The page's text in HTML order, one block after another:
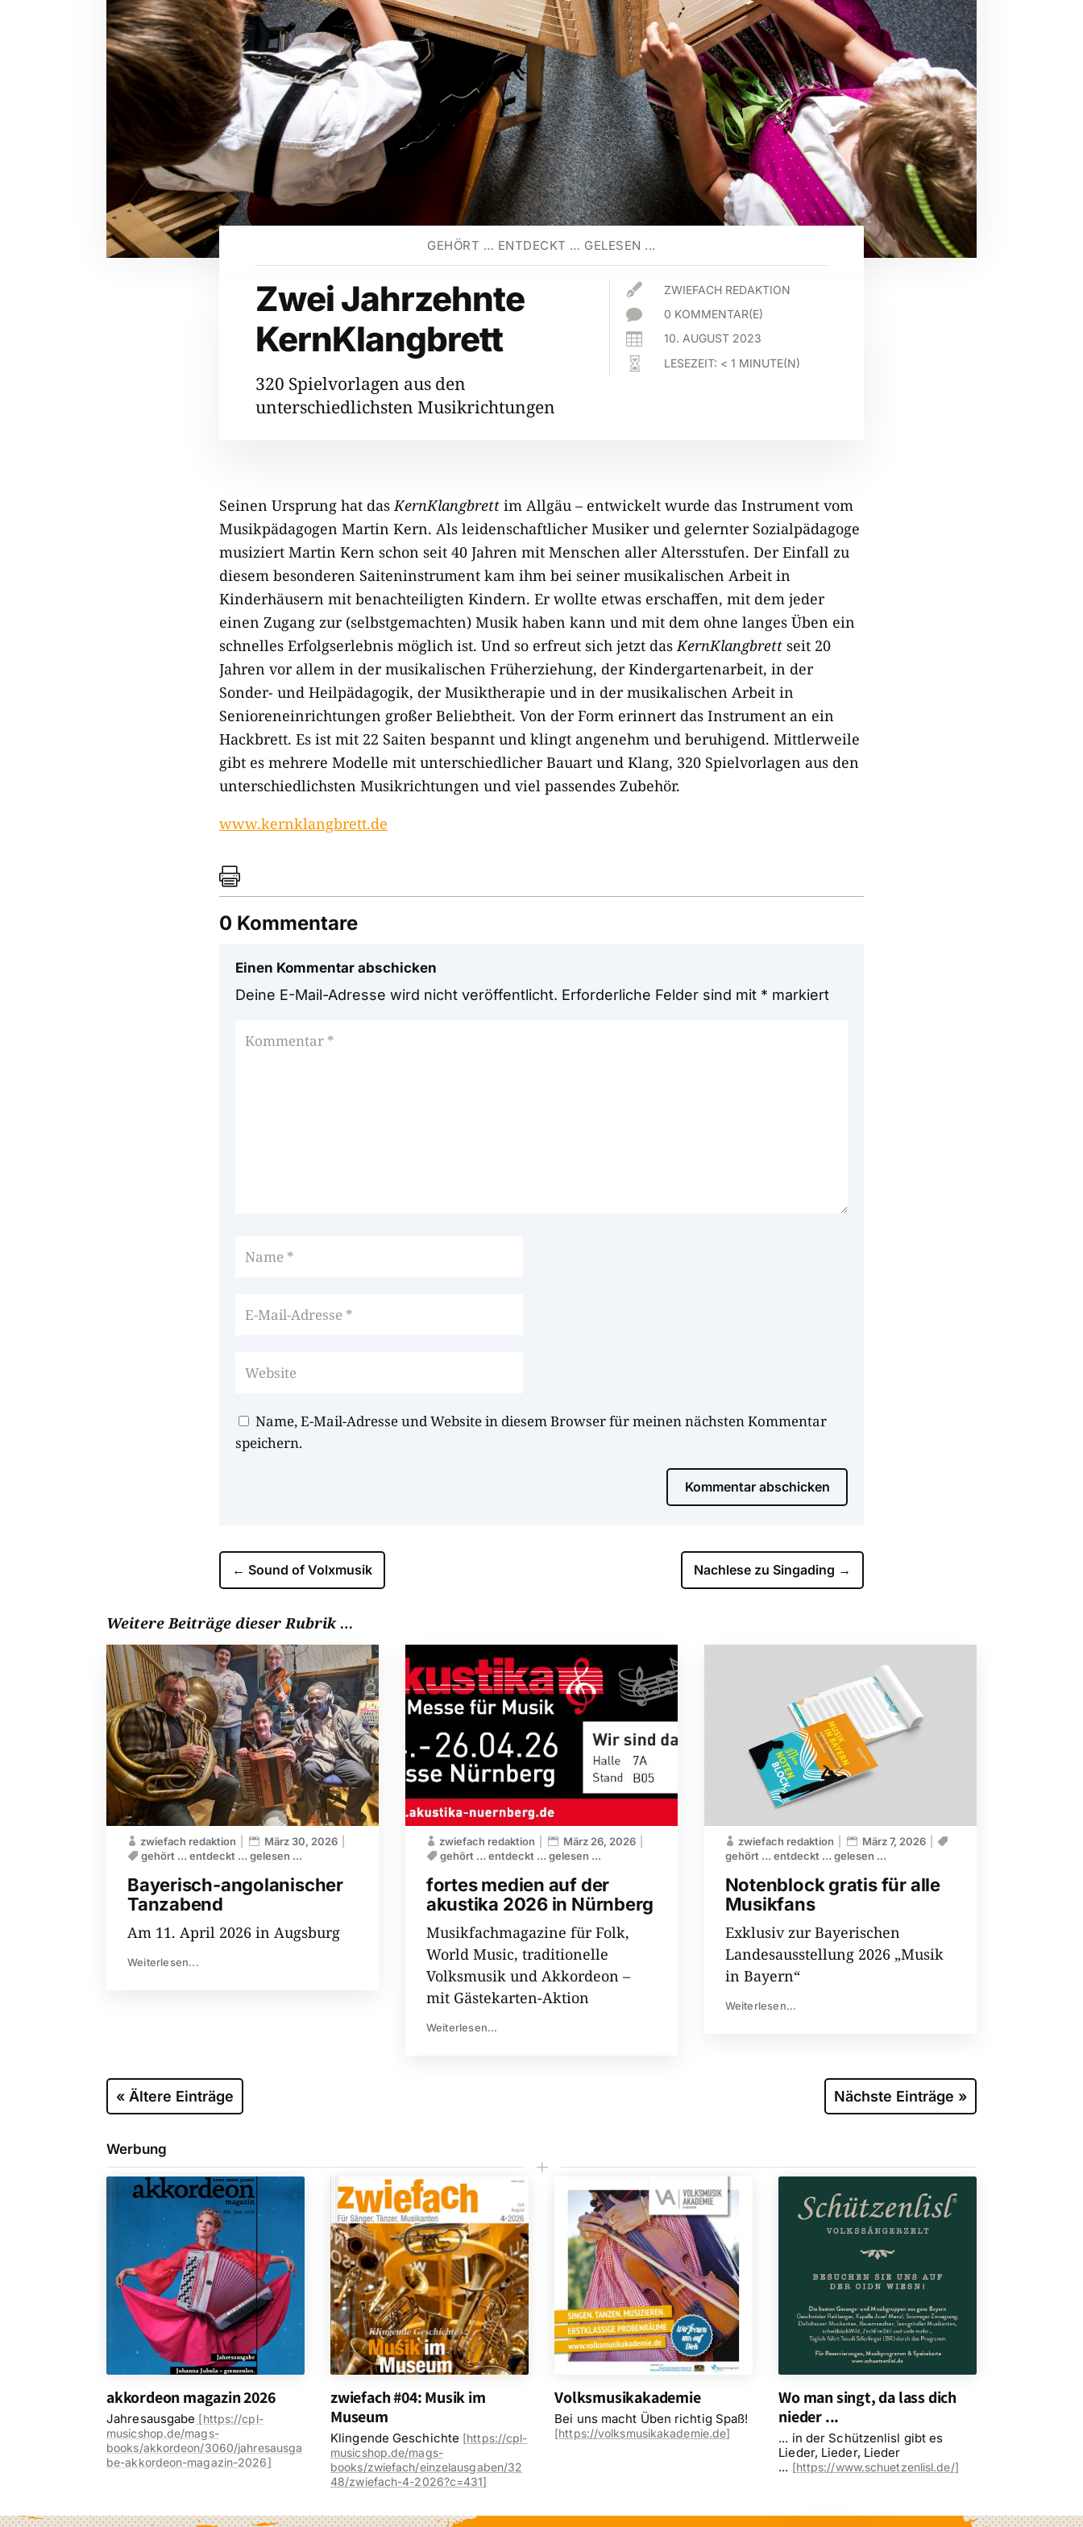
GEHÖRT … ENTDECKT … GELESEN ...
Zwei Jahrzehnte
KernKlangbrett
320 Spielvorlagen aus den
unterschiedlichsten Musikrichtungen
 ZWIEFACH REDAKTION
 0 KOMMENTAR(E)
 10. AUGUST 2023
 LESEZEIT: < 1 MINUTE(N)
Seinen Ursprung hat dasKernKlangbrett im Allgäu – entwickelt wurde das Instrument vom
Musikpädagogen Martin Kern. Als leidenschaftlicher Musiker und gelernter Sozialpädagoge
musiziert Martin Kern schon seit 40 Jahren mit Menschen aller Altersstufen. Der Einfall zu
diesem besonderen Saiteninstrument kam ihm bei seiner musikalischen Arbeit in
Kinderhäusern mit benachteiligten Kindern. Er wollte etwas erschaffen, mit dem jeder
einen Zugang zur (selbstgemachten) Musik haben kann und mit dem ohne langes Üben ein
schnelles Erfolgserlebnis möglich ist. Und so erfreut sich jetzt dasKernKlangbrett seit 20
Jahren vor allem in der musikalischen Früherziehung, der Kindergartenarbeit, in der
Sonder- und Heilpädagogik, der Musiktherapie und in der musikalischen Arbeit in
Senioreneinrichtungen großer Beliebtheit. Von der Form erinnert das Instrument an ein
Hackbrett. Es ist mit 22 Saiten bespannt und klingt angenehm und beruhigend. Mittlerweile
gibt es mehrere Modelle mit unterschiedlicher Bauart und Klang, 320 Spielvorlagen aus den
unterschiedlichsten Musikrichtungen und viel passendes Zubehör.
www.kernklangbrett.de

0 Kommentare
Einen Kommentar abschicken
Deine E-Mail-Adresse wird nicht veröffentlicht. Erforderliche Felder sind mit * markiert
Name, E-Mail-Adresse und Website in diesem Browser für meinen nächsten Kommentar
speichern.
Kommentar abschicken
← Sound of Volxmusik Nachlese zu Singading →
Weitere Beiträge dieser Rubrik …
Bayerisch-angolanischer
Tanzabend
zwiefach redaktion
März 30, 2026
gehört … entdeckt … gelesen ...
Am 11. April 2026 in Augsburg
Weiterlesen...
fortes medien auf der
akustika 2026 in Nürnberg
zwiefach redaktion
März 26, 2026
gehört … entdeckt … gelesen ...
Musikfachmagazine für Folk,
World Music, traditionelle
Volksmusik und Akkordeon –
mit Gästekarten-Aktion
Weiterlesen...
Notenblock gratis für alle
Musikfans
zwiefach redaktion
März 7, 2026
gehört … entdeckt … gelesen ...
Exklusiv zur Bayerischen
Landesausstellung 2026 „Musik
in Bayern“
Weiterlesen...
« Ältere Einträge Nächste Einträge »
Werbung
L
akkordeon magazin 2026
Jahresausgabe [https://cpl-
musicshop.de/mags-
books/akkordeon/3060/jahresausga
be-akkordeon-magazin-2026]
zwiefach #04: Musik im
Museum
Klingende Geschichte [https://cpl-
musicshop.de/mags-
books/zwiefach/einzelausgaben/32
48/zwiefach-4-2026?c=431]
Volksmusikakademie
Bei uns macht Üben richtig Spaß!
[https://volksmusikakademie.de]
Wo man singt, da lass dich
nieder ...
... in der Schützenlisl gibt es
Lieder, Lieder, Lieder
... [https://www.schuetzenlisl.de/]